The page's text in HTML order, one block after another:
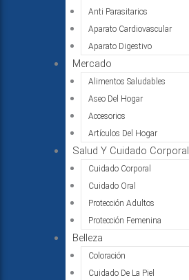
Anti Parasitarios
Aparato Cardiovascular
Aparato Digestivo
Mercado
Alimentos Saludables
Aseo Del Hogar
Accesorios
Artículos Del Hogar
Salud Y Cuidado Corporal
Cuidado Corporal
Cuidado Oral
Protección Adultos
Protección Femenina
Belleza
Coloración
Cuidado De La Piel